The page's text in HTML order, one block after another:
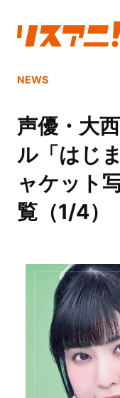
NEWS
声優・大
ル「はじ
ャケット
覧（1/4）